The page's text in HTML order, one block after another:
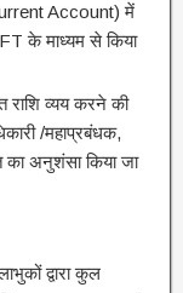
Account) में
के माध्यम से किया
राशि व्यय करने की
/महाप्रबंधक,
का अनुशंसा किया जा
द्वारा कुल